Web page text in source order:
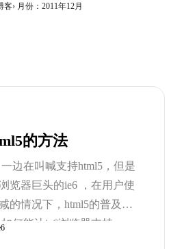
客 月份：2011年12月
的方法
一边在叫喊支持html5，但是
览器巨头的ie6 ，在用户使
的情况下，html5的普及似
何能让ie6浏览器支持